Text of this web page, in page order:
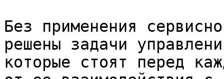
Без применения
решены задачи
которые стоят перед